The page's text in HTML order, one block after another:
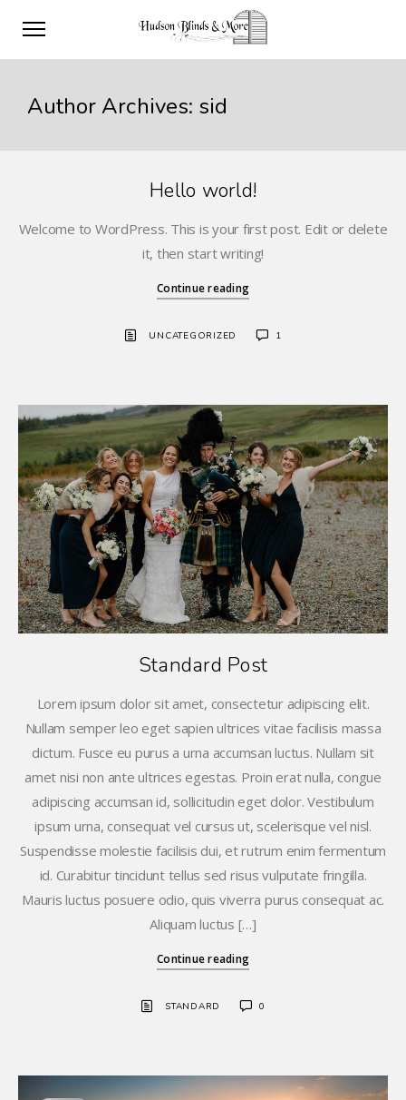
Author Archives: sid
Hello world!
Welcome to WordPress. This is your first post. Edit or delete
it, then start writing!
Continue reading
UNCATEGORIZED 1
Standard Post
Lorem ipsum dolor sit amet, consectetur adipiscing elit.
Nullam semper leo eget sapien ultrices vitae facilisis massa
dictum. Fusce eu purus a urna accumsan luctus. Nullam sit
amet nisi non ante ultrices egestas. Proin erat nulla, congue
adipiscing accumsan id, sollicitudin eget dolor. Vestibulum
ipsum urna, consequat vel cursus ut, scelerisque vel nisl.
Suspendisse molestie facilisis dui, et rutrum enim fermentum
id. Curabitur tincidunt tellus sed risus vulputate fringilla.
Mauris luctus posuere odio, quis viverra purus consequat ac.
Aliquam luctus […]
Continue reading
STANDARD 0